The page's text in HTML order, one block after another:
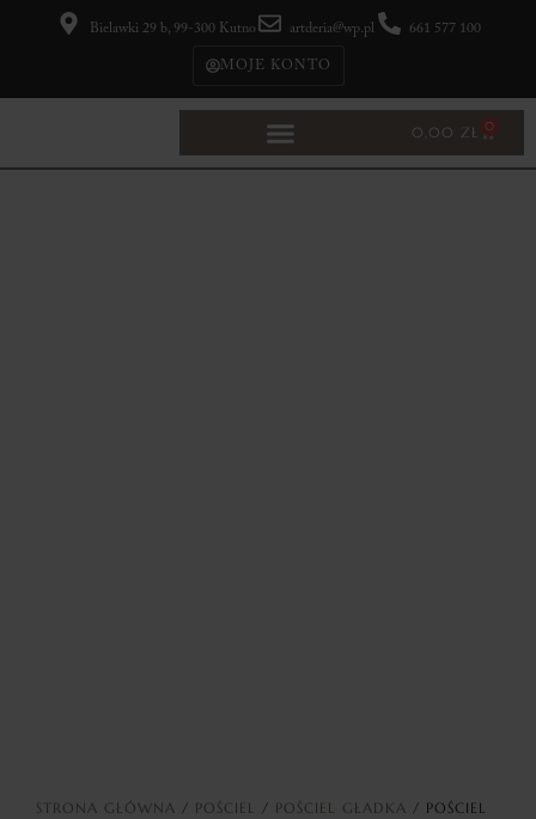
MOJE KONTO
Bielawki 29 b, 99-300 Kutno artderia@wp.pl 661 577 100
0,00 ZŁ 0
STRONA GŁÓWNA / POŚCIEL / POŚCIEL GŁADKA / POŚCIEL